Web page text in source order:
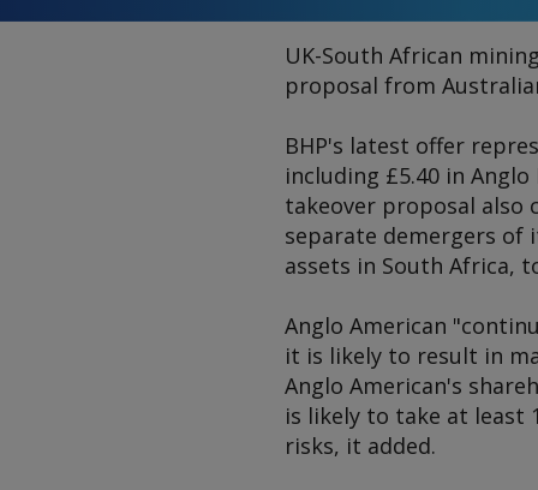
UK-South African
proposal from
BHP's latest offer
including £5.40 in
takeover proposal also
separate demergers of
assets in South Africa,
Anglo American
it is likely to result in
Anglo American's
is likely to take at least
risks, it added.